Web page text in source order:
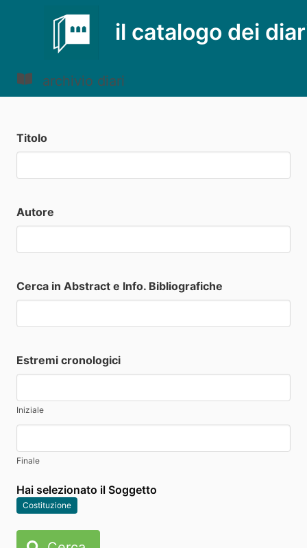
il catalogo dei
archivio diari
Titolo
Autore
Cerca in Abstract e Info. Bibliografiche
Estremi cronologici
Iniziale
Finale
Hai selezionato il Soggetto
Costituzione